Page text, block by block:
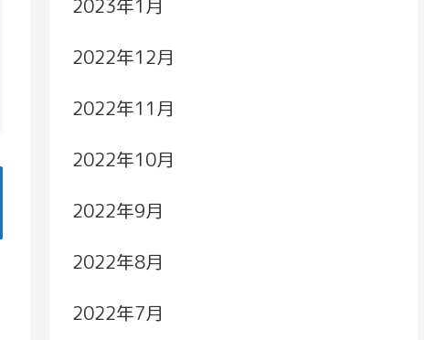
2023年1月
2022年12月
2022年11月
2022年10月
2022年9月
2022年8月
2022年7月